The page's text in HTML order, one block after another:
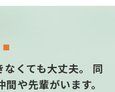
くても大丈夫。
同
や先輩がいます。